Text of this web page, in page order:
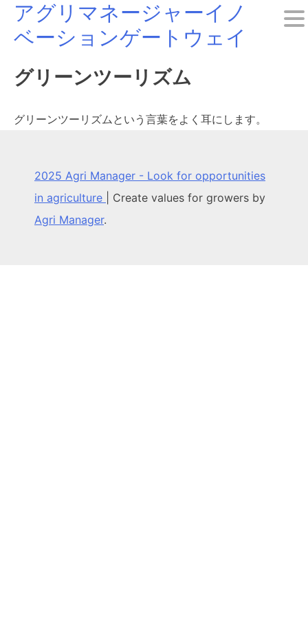
Skipアグリマネージャーイノ
ベーションゲートウェイ
グリーンツーリズム
グリーンツーリズムという言葉をよく耳にします。
2025 Agri Manager - Look for opportunities
in agriculture
Create values for growers by
Agri Manager.